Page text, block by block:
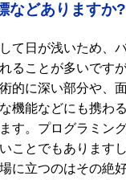
などありますか?
て日が浅いため、
ることが多いです
的に深い部分や、
機能などにも携わ
す。プログラミン
ことでもあります
に立つのはその絶